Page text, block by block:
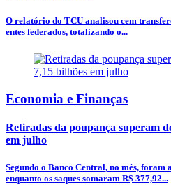
O relatório do TCU analisou cem
entes federados, totalizando o...
Economia e Finanças
Retiradas da poupança superam
em julho
Segundo o Banco Central, no mês, foram
enquanto os saques somaram R$ 377,92...